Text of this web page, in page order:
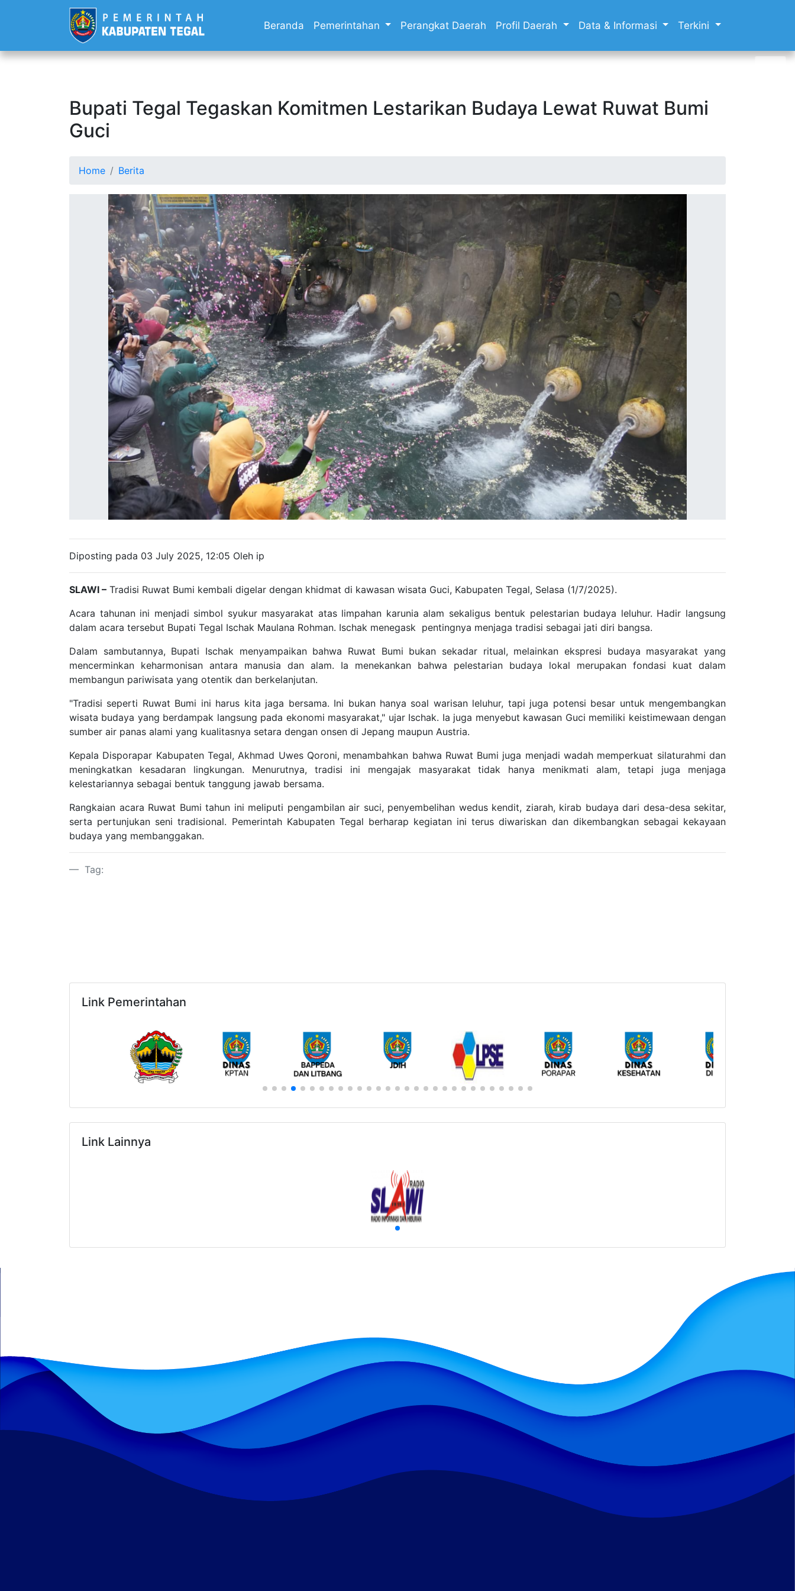
Beranda Pemerintahan Perangkat Daerah Profil Daerah Data & Informasi Terkini
Bupati Tegal Tegaskan Komitmen Lestarikan Budaya Lewat Ruwat Bumi
Guci
Home Berita
Diposting pada 03 July 2025, 12:05 Oleh ip
SLAWI – Tradisi Ruwat Bumi kembali digelar dengan khidmat di kawasan wisata Guci, Kabupaten Tegal, Selasa (1/7/2025).
Acara tahunan ini menjadi simbol syukur masyarakat atas limpahan karunia alam sekaligus bentuk pelestarian budaya leluhur. Hadir langsung
dalam acara tersebut Bupati Tegal Ischak Maulana Rohman. Ischak menegask pentingnya menjaga tradisi sebagai jati diri bangsa.
Dalam sambutannya, Bupati Ischak menyampaikan bahwa Ruwat Bumi bukan sekadar ritual, melainkan ekspresi budaya masyarakat yang
mencerminkan keharmonisan antara manusia dan alam. Ia menekankan bahwa pelestarian budaya lokal merupakan fondasi kuat dalam
membangun pariwisata yang otentik dan berkelanjutan.
"Tradisi seperti Ruwat Bumi ini harus kita jaga bersama. Ini bukan hanya soal warisan leluhur, tapi juga potensi besar untuk mengembangkan
wisata budaya yang berdampak langsung pada ekonomi masyarakat," ujar Ischak. Ia juga menyebut kawasan Guci memiliki keistimewaan dengan
sumber air panas alami yang kualitasnya setara dengan onsen di Jepang maupun Austria.
Kepala Disporapar Kabupaten Tegal, Akhmad Uwes Qoroni, menambahkan bahwa Ruwat Bumi juga menjadi wadah memperkuat silaturahmi dan
meningkatkan kesadaran lingkungan. Menurutnya, tradisi ini mengajak masyarakat tidak hanya menikmati alam, tetapi juga menjaga
kelestariannya sebagai bentuk tanggung jawab bersama.
Rangkaian acara Ruwat Bumi tahun ini meliputi pengambilan air suci, penyembelihan wedus kendit, ziarah, kirab budaya dari desa-desa sekitar,
serta pertunjukan seni tradisional. Pemerintah Kabupaten Tegal berharap kegiatan ini terus diwariskan dan dikembangkan sebagai kekayaan
budaya yang membanggakan.
Tag:
Link Pemerintahan
Link Lainnya